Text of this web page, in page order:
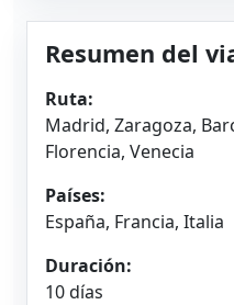
Resumen del
Ruta:
Madrid, Zaragoza,
Florencia, Venecia
Países:
España, Francia, Italia
Duración:
10 días